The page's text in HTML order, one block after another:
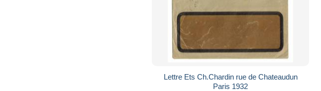
Lettre Ets Ch.Chardin rue de Chateaudun
Paris 1932